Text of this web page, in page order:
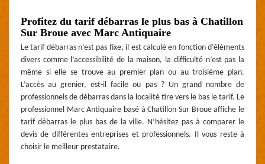
Profitez du tarif débarras le plus bas à Chatillon
Sur Broue avec Marc Antiquaire
Le tarif débarras n’est pas fixe, il est calculé en fonction d’éléments
divers comme l’accessibilité de la maison, la difficulté n’est pas la
même si elle se trouve au premier plan ou au troisième plan.
L’accès au grenier, est-il facile ou pas ? Un grand nombre de
professionnels de débarras dans la localité tire vers le bas le tarif. Le
professionnel Marc Antiquaire basé à Chatillon Sur Broue affiche le
tarif débarras le plus bas de la ville. N’hésitez pas à comparer le
devis de différentes entreprises et professionnels. Il vous reste à
choisir le meilleur prestataire.